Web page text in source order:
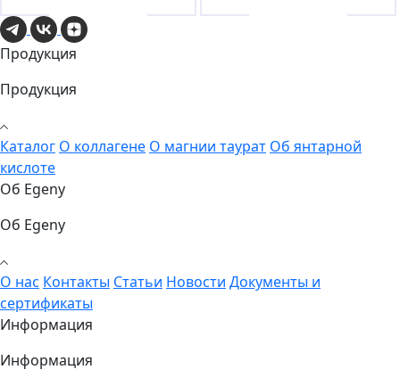
Продукция
Продукция
Каталог О коллагене О магнии таурат Об янтарной
кислоте
Об Egeny
Об Egeny
О нас Контакты Статьи Новости Документы и
сертификаты
Информация
Информация